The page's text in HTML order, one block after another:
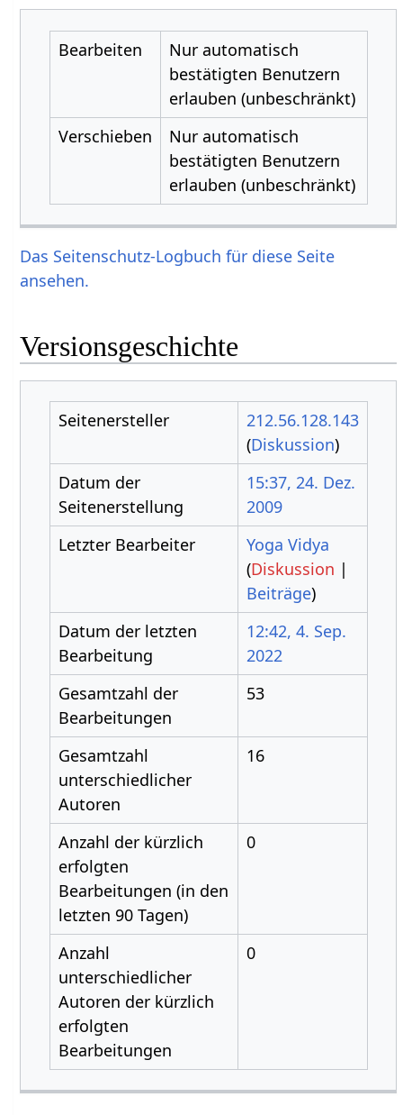
Bearbeiten
Nur automatisch
bestätigten Benutzern
erlauben (unbeschränkt)
Verschieben
Nur automatisch
bestätigten Benutzern
erlauben (unbeschränkt)
Das Seitenschutz-Logbuch für diese Seite
ansehen.
Versionsgeschichte
Seitenersteller
212.56.128.143
(Diskussion)
Datum der
Seitenerstellung
15:37, 24. Dez.
2009
Letzter Bearbeiter
Yoga Vidya
(Diskussion |
Beiträge)
Datum der letzten
Bearbeitung
12:42, 4. Sep.
2022
Gesamtzahl der
Bearbeitungen
53
Gesamtzahl
unterschiedlicher
Autoren
16
Anzahl der kürzlich
erfolgten
Bearbeitungen (in den
letzten 90 Tagen)
0
Anzahl
unterschiedlicher
Autoren der kürzlich
erfolgten
Bearbeitungen
0